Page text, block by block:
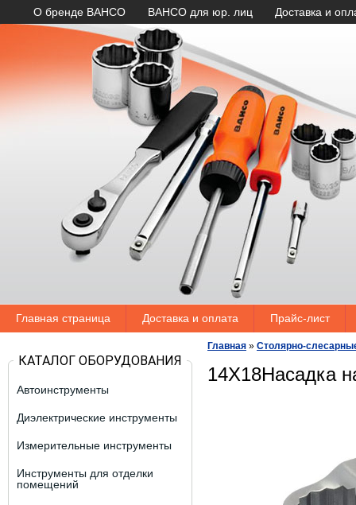
О бренде BAHCO BAHCO для юр. лиц Доставка и
Главная страница Доставка и оплата Прайс-лист
КАТАЛОГ ОБОРУДОВАНИЯ
Автоинструменты
Диэлектрические инструменты
Измерительные инструменты
Инструменты для отделки
помещений
Главная » Столярно-
14X18Насадка